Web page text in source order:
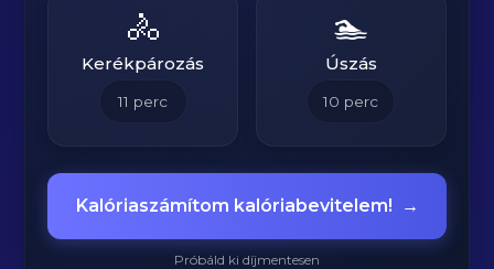
🚴
Kerékpározás
11 perc
🏊
Úszás
10 perc
Kalóriaszámítom kalóriabevitelem! →
Próbáld ki díjmentesen